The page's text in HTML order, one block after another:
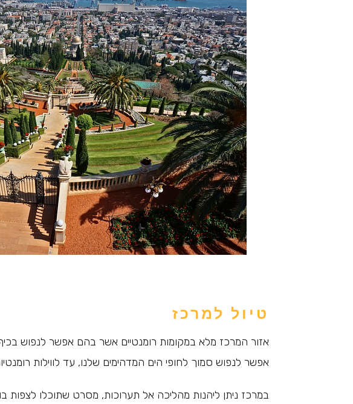
טיול למרכז
אזור המרכז מלא במקומות רומנטיים אשר בהם אפשר לנפוש בכיף
אפשר לנפוש סמוך לחופי הים המדהימים שלנו, עד לווילות
במרכז ניתן ליהנות מהליכה אל תערוכות, מסרט שתוכלו לצפות